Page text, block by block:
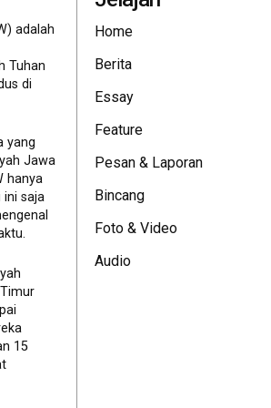
adalah
Tuhan
di
yang
Jawa
hanya
ini saja
15
Home
Berita
Essay
Feature
Pesan & Laporan
Bincang
Foto & Video
Audio